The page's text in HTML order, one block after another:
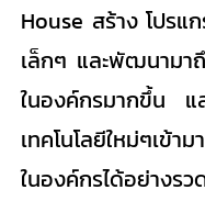
House สร้าง โปรแ
เล็กๆ และพัฒนามา
ในองค์กรมากขึ้น แล
เทคโนโลยีใหม่ๆเข้
ในองค์กรได้อย่างร